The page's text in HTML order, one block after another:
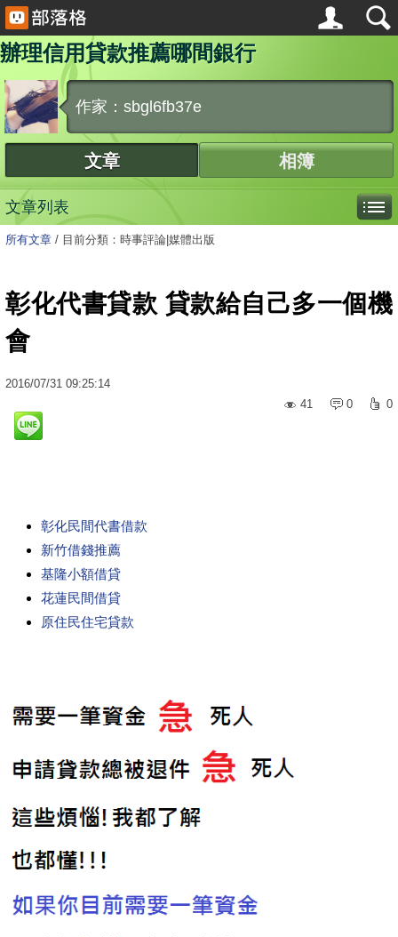
辦理信用貸款推薦哪間銀行
作家：sbgl6fb37e
文章 相簿
文章列表
所有文章 / 目前分類：時事評論|媒體出版
彰化代書貸款 貸款給自己多一個機
會
2016/07/31 09:25:14
41
0 0
彰化民間代書借款
新竹借錢推薦
基隆小額借貸
花蓮民間借貸
原住民住宅貸款